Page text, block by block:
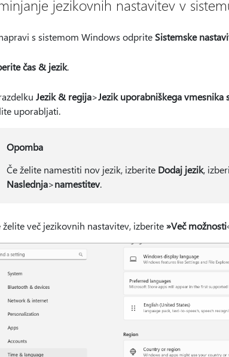
jezikovnih nastavitev v
s sistemom Windows odprite Sistemske
čas & jezik.
Jezik & regija>Jezik uporabniškega vmesnika
uporabljati.
Opomba
Če želite namestiti nov jezik, izberite Dodaj jezik,
Naslednja>namestitev.
želite več jezikovnih nastavitev, izberite»Več možnosti